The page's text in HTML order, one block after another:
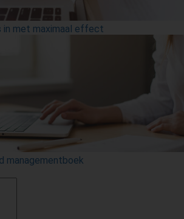
in met maximaal effect
managementboek